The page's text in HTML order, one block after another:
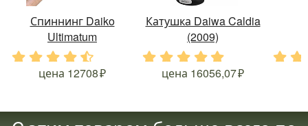
Спиннинг Daiko
Ultimatum
. . .
цена 12708
Катушка Daiwa Caldia
(2009)
. . . .
цена 16056,07